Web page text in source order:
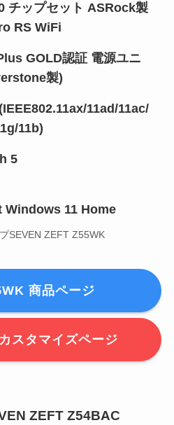
チップセット ASRock製
RS WiFi
GOLD認証 電源ユニ
製)
11ad/11ac/
11b)
5
Windows 11 Home
SEVEN ZEFT Z55WK
商品ページ
スタマイズページ
ZEFT Z54BAC